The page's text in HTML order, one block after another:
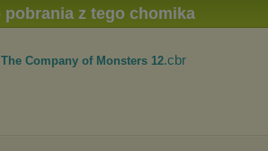
pobrania z tego chomika
Company of Monsters 12.cbr